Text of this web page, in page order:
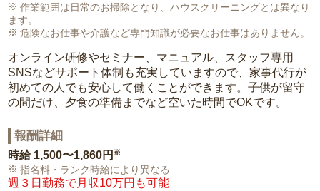
作業範囲は日常のお掃除となり、ハウスクリーニングとは異なり
ます。
危険なお仕事や介護など専門知識が必要なお仕事はありません。
オンライン研修やセミナー、マニュアル、スタッフ専用
SNSなどサポート体制も充実していますので、家事代行が
初めての人でも安心して働くことができます。子供が留守
の間だけ、夕食の準備までなど空いた時間でOKです。
報酬詳細
時給 1,500〜1,860円 ※
指名料・ランク時給により異なる
週３日勤務で月収10万円も可能